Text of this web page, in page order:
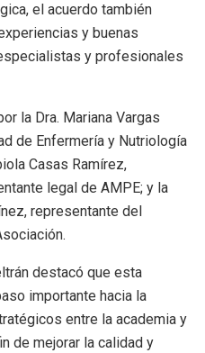
el acuerdo también
y buenas
y profesionales
la Dra. Mariana Vargas
de Enfermería y Nutriología
Casas Ramírez,
legal de AMPE; y la
representante del
destacó que esta
importante hacia la
entre la academia y
de mejorar la calidad y